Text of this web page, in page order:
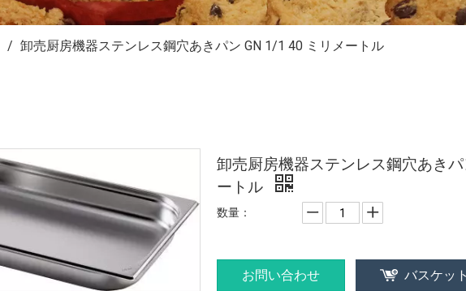
/ 卸売厨房機器ステンレス鋼穴あきパン GN 1/1 40 ミリメートル
卸売厨房機器ステンレス鋼穴あき
ートル
数量：
お問い合わせ バスケット